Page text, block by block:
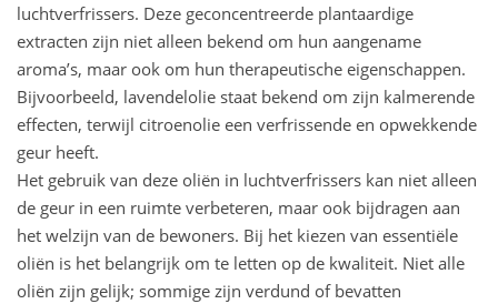
luchtverfrissers. Deze geconcentreerde plantaardige
extracten zijn niet alleen bekend om hun aangename
aroma’s, maar ook om hun therapeutische eigenschappen.
Bijvoorbeeld, lavendelolie staat bekend om zijn kalmerende
effecten, terwijl citroenolie een verfrissende en opwekkende
geur heeft.
Het gebruik van deze oliën in luchtverfrissers kan niet alleen
de geur in een ruimte verbeteren, maar ook bijdragen aan
het welzijn van de bewoners. Bij het kiezen van essentiële
oliën is het belangrijk om te letten op de kwaliteit. Niet alle
oliën zijn gelijk; sommige zijn verdund of bevatten